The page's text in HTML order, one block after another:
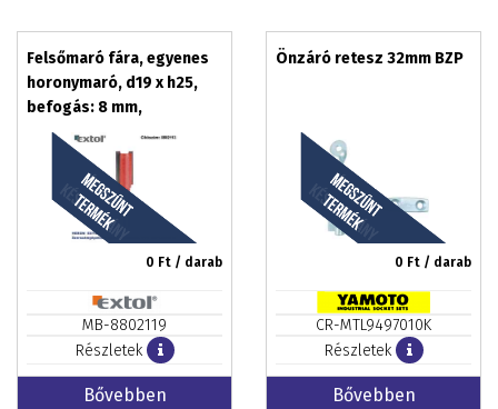
Felsőmaró fára, egyenes
horonymaró, d19 x h25,
befogás: 8 mm,
keményfém lapkás
0 Ft / darab
MB-8802119
Részletek
Bővebben
Önzáró retesz 32mm BZP
0 Ft / darab
CR-MTL9497010K
Részletek
Bővebben